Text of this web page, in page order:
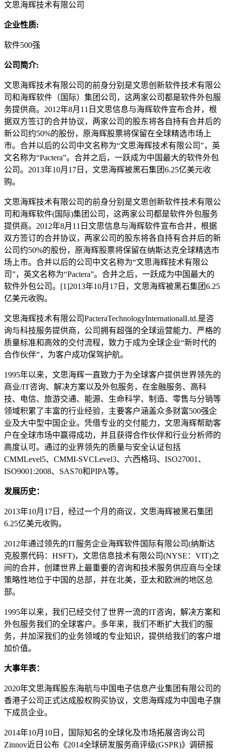
文思海辉技术有限公司
企业性质:
软件500强
公司简介:
文思海辉技术有限公司的前身分别是文思创新软件技术有限公
司和海辉软件（国际）集团公司，这两家公司都是软件外包服
务提供商。2012年8月11日文思信息与海辉软件宣布合并，根
据双方签订的合并协议，两家公司的股东将各自持有合并后的
新公司约50%的股份，原海辉股票将保留在全球精选市场上
市。合并以后的公司中文名称为“文思海辉技术有限公司”，英
文名称为“Pactera”。合并之后，一跃成为中国最大的软件外包
公司。2013年10月17日，文思海辉被黑石集团6.25亿美元收
购。
文思海辉技术有限公司的前身分别是文思创新软件技术有限公
司和海辉软件(国际)集团公司，这两家公司都是软件外包服务
提供商。2012年8月11日文思信息与海辉软件宣布合并，根据
双方签订的合并协议，两家公司的股东将各自持有合并后的新
公司约50%的股份，原海辉股票将保留在纳斯达克全球精选市
场上市。合并以后的公司中文名称为“文思海辉技术有限公
司”，英文名称为“Pactera”。合并之后，一跃成为中国最大的
软件外包公司。[1]2013年10月17日，文思海辉被黑石集团6.25
亿美元收购。
文思海辉技术有限公司PacteraTechnologyInternationalLtd.是咨
询与科技服务提供商，公司拥有超强的全球运营能力、严格的
质量标准和高效的交付流程，致力于成为全球企业“新时代的
合作伙伴”，为客户成功保驾护航。
1995年以来，文思海辉一直致力于为全球客户提供世界领先的
商业/IT咨询、解决方案以及外包服务，在金融服务、高科
技、电信、旅游交通、能源、生命科学、制造、零售与分销等
领域积累了丰富的行业经验，主要客户涵盖众多财富500强企
业及大中型中国企业。凭借专业的交付能力，文思海辉帮助客
户在全球市场中赢得成功，并且获得合作伙伴和行业分析师的
高度认可。通过的业界领先的质量与安全认证包括
CMMLevel5、CMMI-SVCLevel3、六西格玛、ISO27001、
ISO9001:2008、SAS70和PIPA等。
发展历史：
2013年10月17日，经过一个月的商议，文思海辉被黑石集团
6.25亿美元收购。
2012年通过领先的IT服务企业海辉软件国际有限公司(纳斯达
克股票代码：HSFT)，文思信息技术有限公司(NYSE：VIT)之
间的合并，创建世界上最重要的咨询和技术服务供应商与全球
策略性地位于中国的总部，并在北美，亚太和欧洲的地区总
部。
1995年以来，我们已经交付了世界一流的IT咨询，解决方案和
外包服务我们的全球客户。多年来，我们不断扩大我们的服
务，并加深我们的业务领域的专业知识，提供给我们的客户增
加价值。
大事年表：
2020年文思海辉股东海航与中国电子信息产业集团有限公司的
香港子公司正式达成股权购买协议，文思海辉成为中国电子旗
下成员企业。
2014年10月10日，国际知名的全球化及市场拓展咨询公司
Zinnov近日公布《2014全球研发服务商评级(GSPR)》调研报